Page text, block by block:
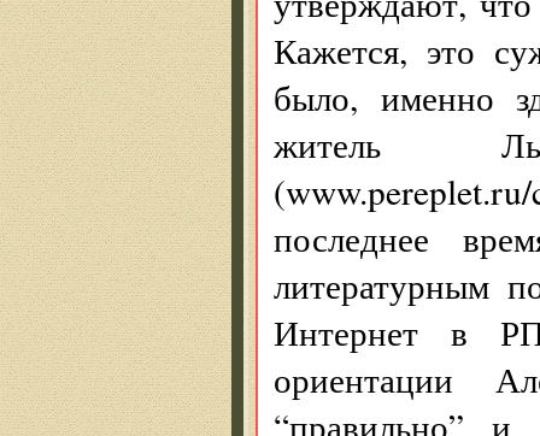
Кажется, это
было, именно
житель
последнее
литературным
Интернет в РП
ориентации
“правильно” и